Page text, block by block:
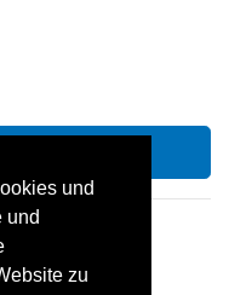
und
und
zu